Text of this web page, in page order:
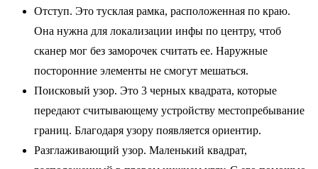
Отступ. Это тусклая рамка, расположенная по краю.
Она нужна для локализации инфы по центру, чтоб
сканер мог без заморочек считать ее. Наружные
посторонние элементы не смогут мешаться.
Поисковый узор. Это 3 черных квадрата, которые
передают считывающему устройству местопребывание
границ. Благодаря узору появляется ориентир.
Разглаживающий узор. Маленький квадрат,